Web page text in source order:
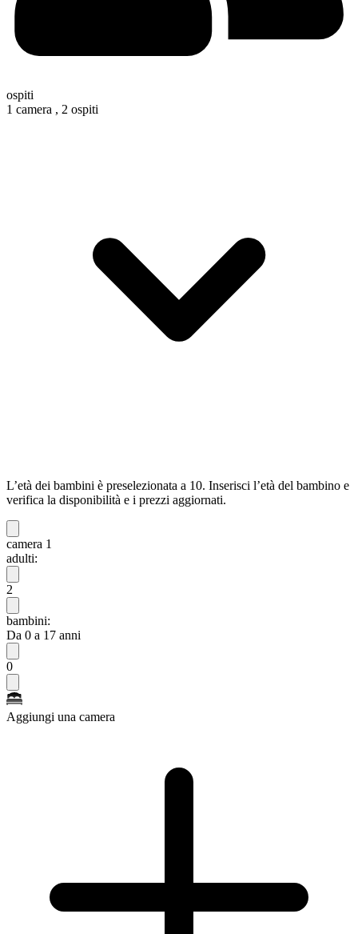
ospiti
1 camera , 2 ospiti
L’età dei bambini è preselezionata a 10. Inserisci l’età del bambino e
verifica la disponibilità e i prezzi aggiornati.
camera 1
adulti:
2
bambini:
Da 0 a 17 anni
0
Aggiungi una camera